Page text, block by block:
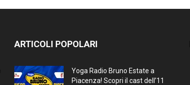
ARTICOLI POPOLARI
Yoga Radio Bruno Estate a
Piacenza! Scopri il cast dell’11